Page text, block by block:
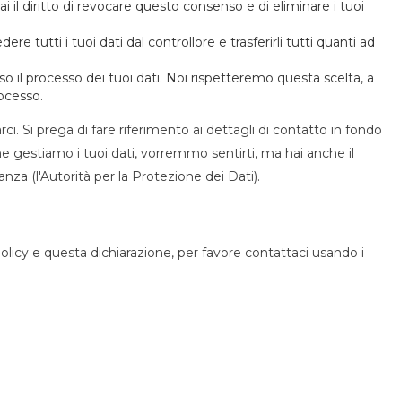
il diritto di revocare questo consenso e di eliminare i tuoi
tutti i tuoi dati dal controllore e trasferirli tutti quanti ad
il processo dei tuoi dati. Noi rispetteremo questa scelta, a
Si prega di fare riferimento ai dettagli di contatto in fondo
gestiamo i tuoi dati, vorremmo sentirti, ma hai anche il
(l'Autorità per la Protezione dei Dati).
e questa dichiarazione, per favore contattaci usando i